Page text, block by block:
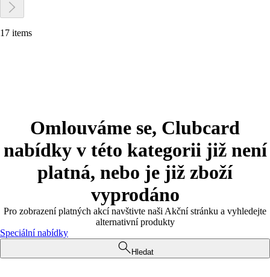
17 items
Omlouváme se, Clubcard
nabídky v této kategorii již není
platná, nebo je již zboží
vyprodáno
Pro zobrazení platných akcí navštivte naši Akční stránku a vyhledejte
alternativní produkty
Speciální nabídky
Hledat